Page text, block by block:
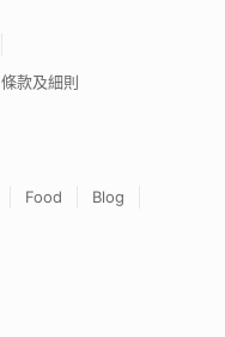
條款及細則
Food
Blog